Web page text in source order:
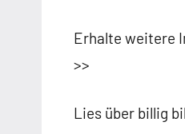
Erhalte weitere
>>
Lies über billig